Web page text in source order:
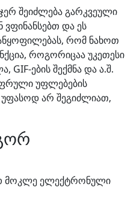
შეიძლება გარკვეული
და ეს
რომ ნახოთ
როგორიცაა უკეთესი
GIF-ების შექმნა და ა.შ.
უფლებების
უფასოდ არ შეგიძლიათ,
მოკლე ელექტრონული